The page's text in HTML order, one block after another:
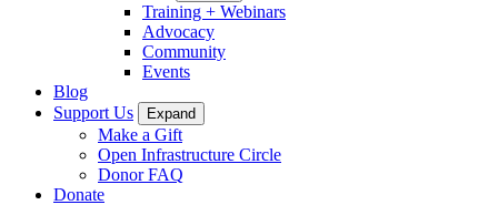
Training + Webinars
Advocacy
Community
Events
Blog
Support Us
Expand
Make a Gift
Open Infrastructure Circle
Donor FAQ
Donate